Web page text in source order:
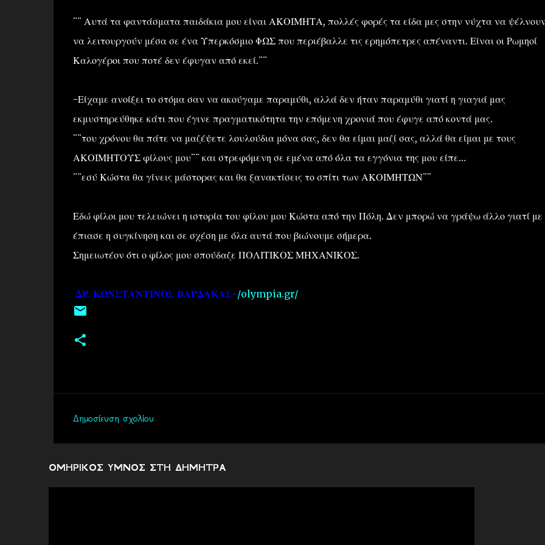
¨¨ Αυτά τα φαντάσματα παιδάκια μου είναι ΑΚΟΙΜΗΤΑ, πολλές φορές τα είδα μες στην νύχτα να
να λειτουργούν μέσα σε ένα Υπερκόσμιο ΦΩΣ που περιέβαλλε τις ερημόπετρες απέναντι. Είναι οι Ρωμηοί
Καλογέροι που ποτέ δεν έφυγαν από εκεί.¨¨
-Είχαμε ανοίξει το στόμα σαν να ακούγαμε παραμύθι, αλλά δεν ήταν παραμύθι γιατί η γιαγιά μας
εκμυστηρεύθηκε κάτι που έγινε πραγματικότητα την επόμενη χρονιά που έφυγε από κοντά μας.
¨¨του χρόνου θα πάτε να μαζέψετε λουλούδια μόνα σας, δεν θα είμαι μαζί σας, αλλά θα είμαι με τους
ΑΚΟΙΜΗΤΟΥΣ φίλους μου¨¨ και στρεφόμενη σε εμένα από όλα τα εγγόνια της μου είπε…
¨¨εσύ Κώστα θα γίνεις μάστορας και θα ξανακτίσεις το σπίτι των ΑΚΟΙΜΗΤΩΝ¨¨
Εδώ φίλοι μου τελειώνει η ιστορία του φίλου μου Κώστα από την Πόλη. Δεν μπορώ να γράψω άλλο γιατί με
έπιασε η συγκίνηση και σε σχέση με όλα αυτά που βιώνουμε σήμερα.
Σημειωτέον ότι ο φίλος μου σπούδαζε ΠΟΛΙΤΙΚΟΣ ΜΗΧΑΝΙΚΟΣ.
ΔΡ. ΚΩΝΣΤΑΝΤΙΝΟΣ ΒΑΡΔΑΚΑΣ-/olympia.gr/
ό
Δημοσίευση σχολίου
ΟΜΗΡΙΚΟΣ ΥΜΝΟΣ ΣΤΗ ΔΗΜΗΤΡΑ